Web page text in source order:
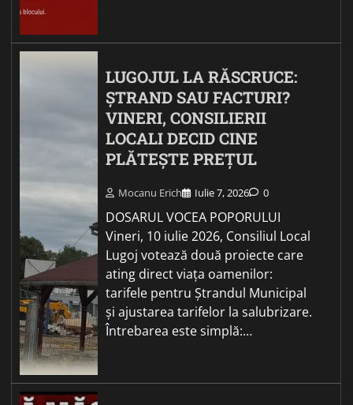
LUGOJUL LA RĂSCRUCE:
ȘTRAND SAU FACTURI?
VINERI, CONSILIERII
LOCALI DECID CINE
PLĂTEȘTE PREȚUL
Mocanu Erich Iulie 7, 2026 0
DOSARUL VOCEA POPORULUI
Vineri, 10 iulie 2026, Consiliul Local
Lugoj votează două proiecte care
ating direct viața oamenilor:
tarifele pentru Ștrandul Municipal
și ajustarea tarifelor la salubrizare.
Întrebarea este simplă:…